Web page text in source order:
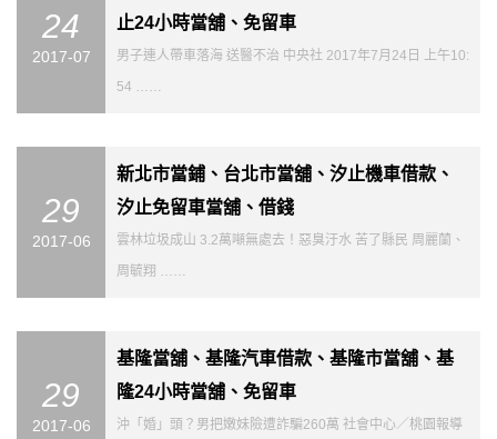
24
2017-07
止24小時當舖、免留車
男子連人帶車落海 送醫不治 中央社 2017年7月24日 上午10:
54 ……
29
2017-06
新北市當鋪、台北市當舖、汐止機車借款、
汐止免留車當舖、借錢
雲林垃圾成山 3.2萬噸無處去！惡臭汙水 苦了縣民 周麗蘭、
周毓翔 ……
29
2017-06
基隆當舖、基隆汽車借款、基隆市當舖、基
隆24小時當舖、免留車
沖「婚」頭？男把嫩妹險遭詐騙260萬 社會中心／桃園報導